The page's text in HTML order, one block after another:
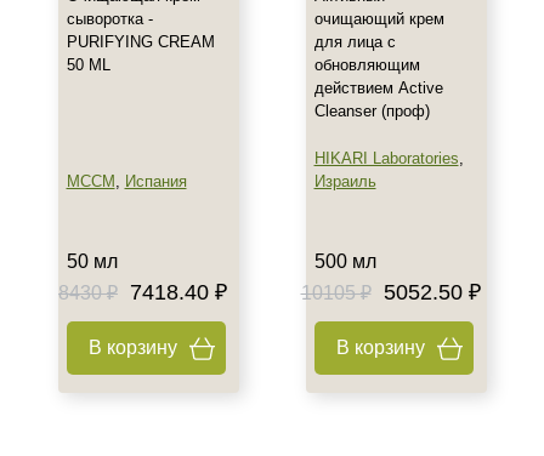
После 20
Показать еще
Расширенные поры
сыворотка -
PURIFYING CREAM
50 ML
MCCM , Испания
50 мл
8430 ₽
7418.40 ₽
В корзину
очищающий крем
для лица с
обновляющим
действием Active
Cleanser (проф)
HIKARI Laboratories,
Израиль
500 мл
10105 ₽
5052.50 ₽
В корзину